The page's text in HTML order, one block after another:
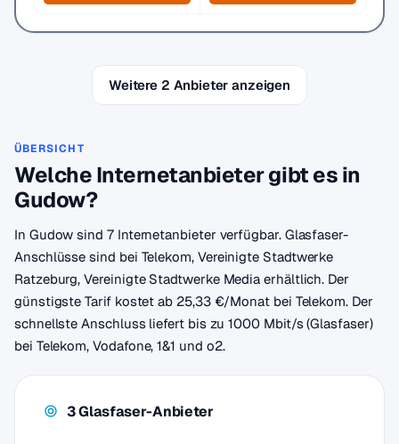
Weitere 2 Anbieter anzeigen
ÜBERSICHT
Welche Internetanbieter gibt es in
Gudow?
In Gudow sind 7 Internetanbieter verfügbar. Glasfaser-
Anschlüsse sind bei Telekom, Vereinigte Stadtwerke
Ratzeburg, Vereinigte Stadtwerke Media erhältlich. Der
günstigste Tarif kostet ab 25,33 €/Monat bei Telekom. Der
schnellste Anschluss liefert bis zu 1000 Mbit/s (Glasfaser)
bei Telekom, Vodafone, 1&1 und o2.
3 Glasfaser-Anbieter